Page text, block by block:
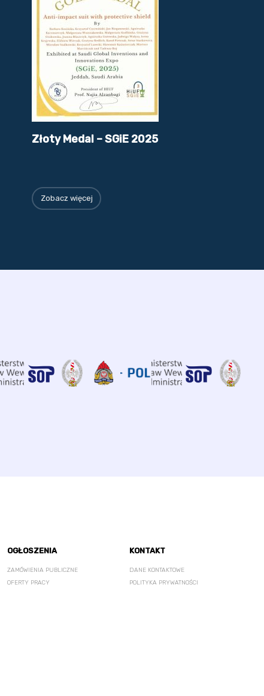
Złoty Medal – SGiE 2025
Zobacz więcej
OGŁOSZENIA
ZAMÓWIENIA PUBLICZNE
OFERTY PRACY
KONTAKT
DANE KONTAKTOWE
POLITYKA PRYWATNOŚCI